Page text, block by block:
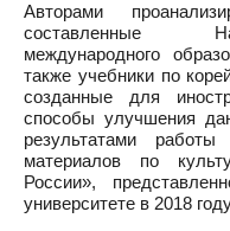
Авторами
составленные
международного
также учебники по
созданные для
способы улучшения
результатами
материалов по
России»,
университете в 2018